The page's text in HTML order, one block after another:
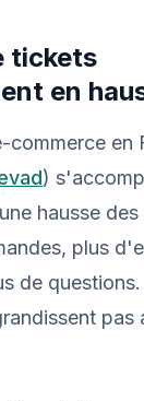
tickets
en
en
)
hausse
plus
de
pas